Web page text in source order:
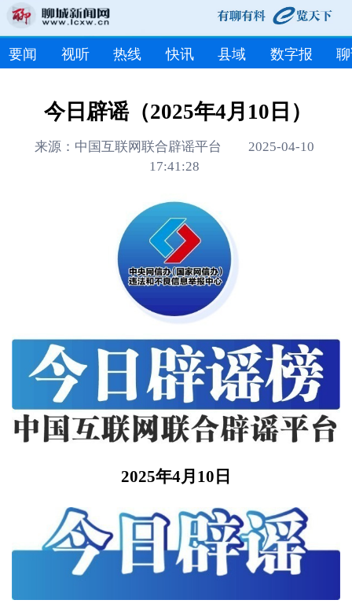
要闻 视听 热线 快讯 县域 数字报
今日辟谣（2025年4月10日）
来源：中国互联网联合辟谣平台 2025-04-10
17:41:28
2025年4月10日